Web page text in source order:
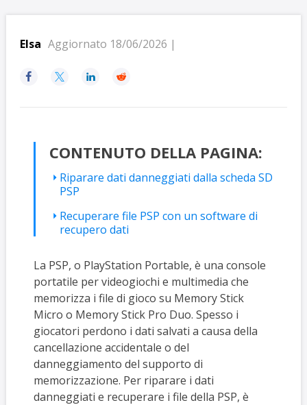
Elsa Aggiornato 18/06/2026 |
   
CONTENUTO DELLA PAGINA:
Riparare dati danneggiati dalla scheda SD
PSP
Recuperare file PSP con un software di
recupero dati
La PSP, o PlayStation Portable, è una console
portatile per videogiochi e multimedia che
memorizza i file di gioco su Memory Stick
Micro o Memory Stick Pro Duo. Spesso i
giocatori perdono i dati salvati a causa della
cancellazione accidentale o del
danneggiamento del supporto di
memorizzazione. Per riparare i dati
danneggiati e recuperare i file della PSP, è